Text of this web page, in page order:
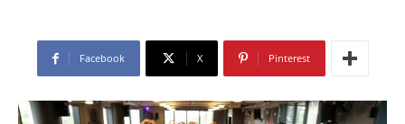
Facebook X Pinterest